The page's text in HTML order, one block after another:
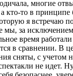
многие
кто-то в принципе
я встречаю
мы, за
время
в сравнении. В
сняты, с учетом
не идет.